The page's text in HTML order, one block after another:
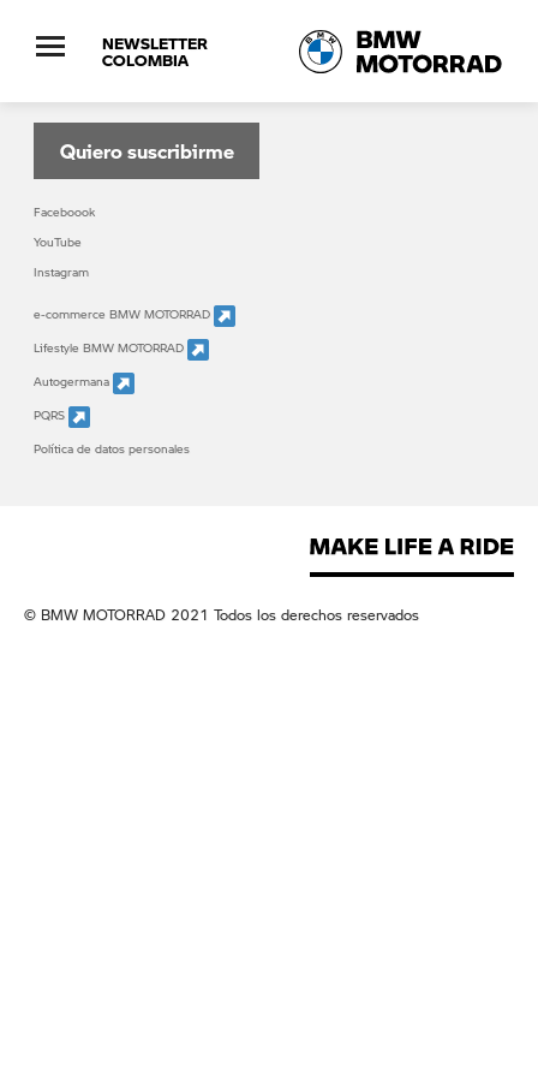
NEWSLETTER
COLOMBIA
Suscribete al boletín informativo de BMW
Quiero suscribirme
Faceboook
YouTube
Instagram
e-commerce BMW MOTORRAD
Lifestyle BMW MOTORRAD
Autogermana
PQRS
Política de datos personales
© BMW MOTORRAD 2021 Todos los derechos reservados